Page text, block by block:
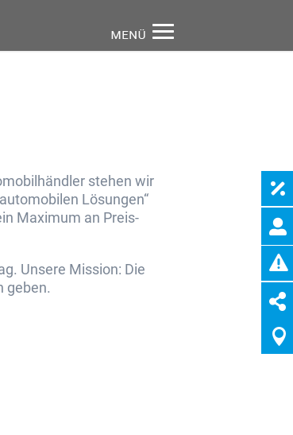
stehen wir
Lösungen“
Maximum an Preis-
Unsere Mission: Die
geben.




